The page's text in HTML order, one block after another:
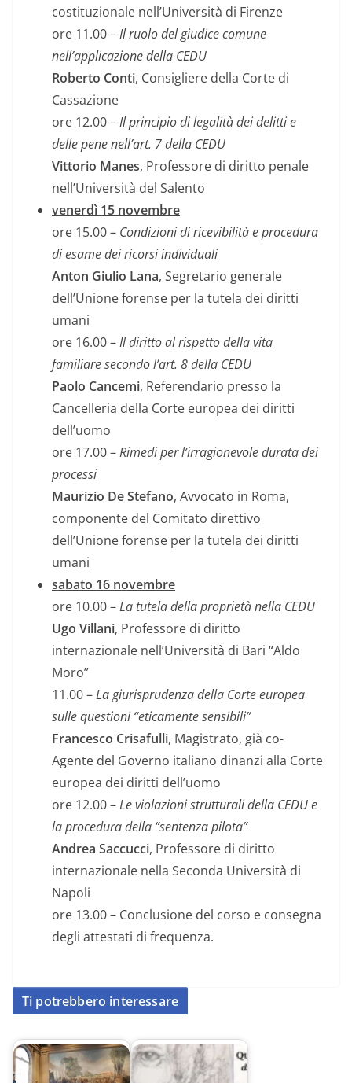
costituzionale nell’Università di Firenze
ore 11.00 –Il ruolo del giudice comune
nell’applicazione della CEDU
Roberto Conti, Consigliere della Corte di
Cassazione
ore 12.00 –Il principio di legalità dei delitti e
delle pene nell’art. 7 della CEDU
Vittorio Manes, Professore di diritto penale
nell’Università del Salento
venerdì 15 novembre
ore 15.00 – Condizioni di ricevibilità e procedura
di esame dei ricorsi individuali
Anton Giulio Lana, Segretario generale
dell’Unione forense per la tutela dei diritti
umani
ore 16.00 –Il diritto al rispetto della vita
familiare secondo l’art. 8 della CEDU
Paolo Cancemi, Referendario presso la
Cancelleria della Corte europea dei diritti
dell’uomo
ore 17.00 –Rimedi per l’irragionevole durata dei
processi
Maurizio De Stefano, Avvocato in Roma,
componente del Comitato direttivo
dell’Unione forense per la tutela dei diritti
umani
sabato 16 novembre
ore 10.00 –La tutela della proprietà nella CEDU
Ugo Villani, Professore di diritto
internazionale nell’Università di Bari “Aldo
Moro”
11.00 –La giurisprudenza della Corte europea
sulle questioni “eticamente sensibili”
Francesco Crisafulli, Magistrato, già co-
Agente del Governo italiano dinanzi alla Corte
europea dei diritti dell’uomo
ore 12.00 –Le violazioni strutturali della CEDU e
la procedura della “sentenza pilota”
Andrea Saccucci, Professore di diritto
internazionale nella Seconda Università di
Napoli
ore 13.00 – Conclusione del corso e consegna
degli attestati di frequenza.
Ti potrebbero interessare